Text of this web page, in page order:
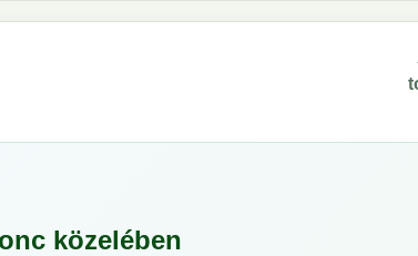
közelében